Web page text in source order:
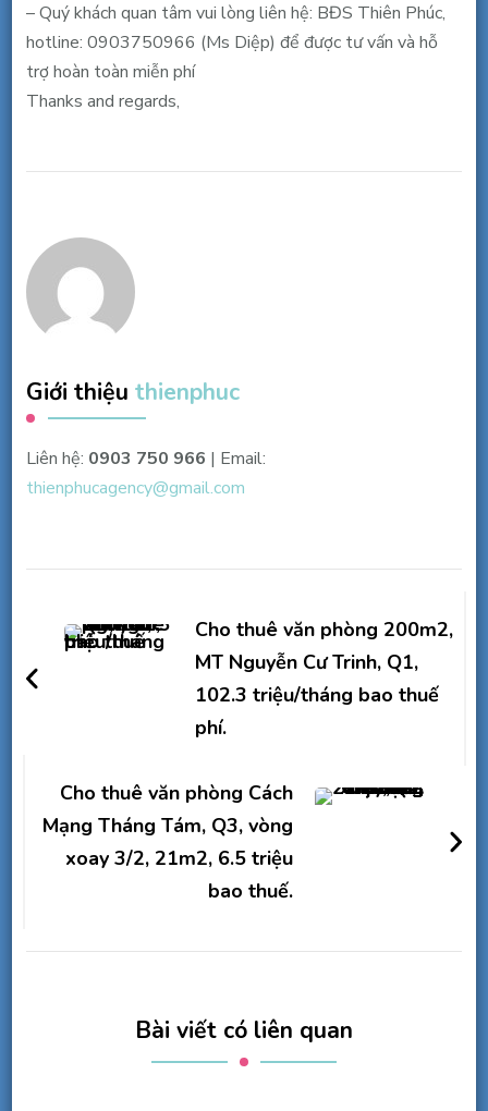
– Quý khách quan tâm vui lòng liên hệ: BĐS Thiên Phúc,
hotline: 0903750966 (Ms Diệp) để được tư vấn và hỗ
trợ hoàn toàn miễn phí
Thanks and regards,
Giới thiệu thienphuc
Liên hệ: 0903 750 966 | Email:
thienphucagency@gmail.com
hướng
bài
Cho thuê văn phòng 200m2,
MT Nguyễn Cư Trinh, Q1,
102.3 triệu/tháng bao thuế
phí.
Cho thuê văn phòng Cách
Mạng Tháng Tám, Q3, vòng
xoay 3/2, 21m2, 6.5 triệu
bao thuế.
Bài viết có liên quan